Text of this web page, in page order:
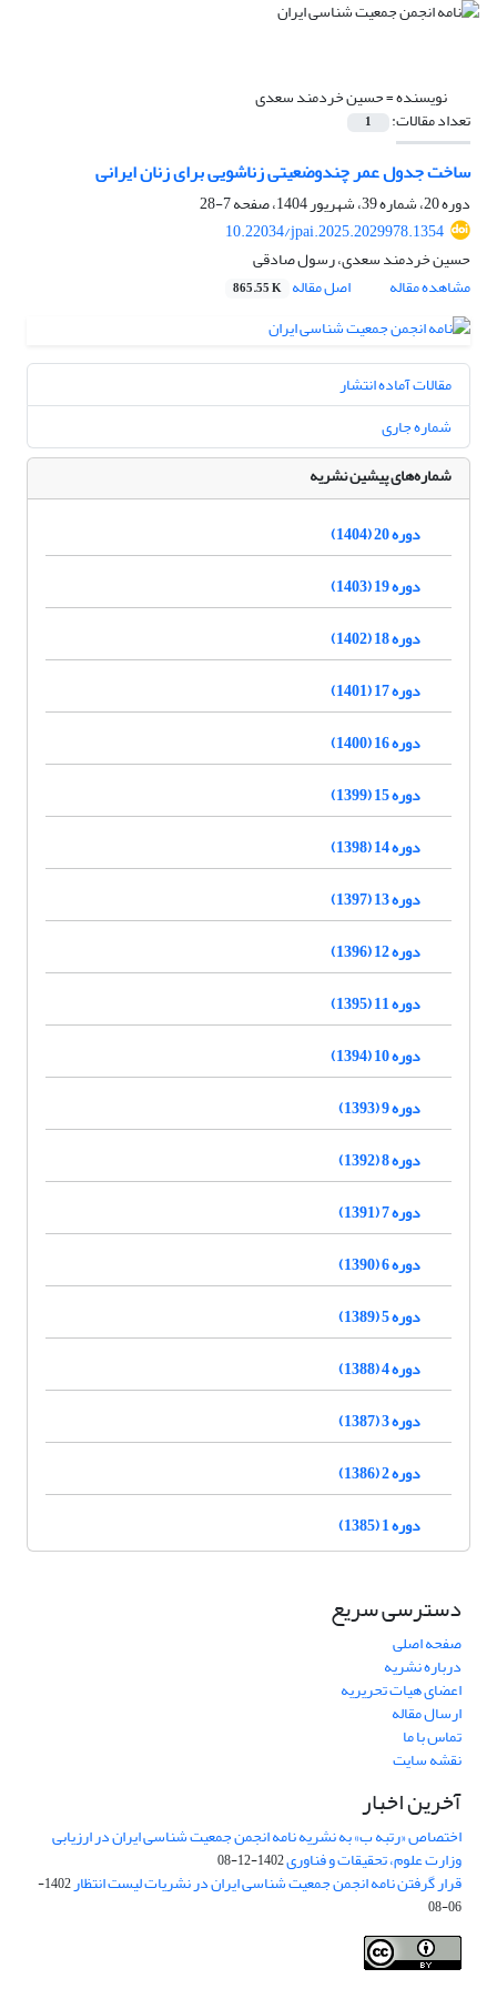
نویسنده =حسین خردمند سعدی
تعداد مقالات: 1
ساخت جدول عمر چند‌وضعیتی زناشویی برای زنان ایرانی
دوره 20، شماره 39، شهریور 1404، صفحه
7-28
10.22034/jpai.2025.2029978.1354
حسین خردمند سعدی، رسول صادقی
مشاهده مقاله
اصل مقاله 865.55 K
مقالات آماده انتشار
شماره جاری
شماره‌های پیشین نشریه
دوره 20 (1404)
دوره 19 (1403)
دوره 18 (1402)
دوره 17 (1401)
دوره 16 (1400)
دوره 15 (1399)
دوره 14 (1398)
دوره 13 (1397)
دوره 12 (1396)
دوره 11 (1395)
دوره 10 (1394)
دوره 9 (1393)
دوره 8 (1392)
دوره 7 (1391)
دوره 6 (1390)
دوره 5 (1389)
دوره 4 (1388)
دوره 3 (1387)
دوره 2 (1386)
دوره 1 (1385)
دسترسی سریع
صفحه اصلی
درباره نشریه
اعضای هیات تحریریه
ارسال مقاله
تماس با ما
نقشه سایت
آخرین اخبار
اختصاص «رتبه ب» به نشریه نامه انجمن جمعیت شناسی ایران در ارزیابی
وزارت علوم، تحقیقات و فناوری1402-12-08
قرار گرفتن نامه انجمن جمعیت شناسی ایران در نشریات لیست انتظار
1402-
06-08